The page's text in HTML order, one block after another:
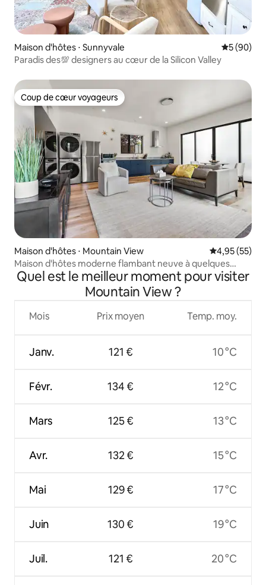
Maison d'hôtes ⋅ Sunnyvale
5 (90)
Paradis des💯 designers au cœur de la Silicon Valley
Coup de cœur voyageurs
Coup de cœur voyageurs
Maison d'hôtes ⋅ Mountain View Évaluation
4,95 (55)
Maison d'hôtes moderne flambant neuve à quelques
minutes du centre-ville !
Quel est le meilleur moment pour visiter
Mountain View ?
Mois
Janv.
Févr.
Mars
Avr.
Mai
Juin
Juil.
Prix moyen
121 €
134 €
125 €
132 €
129 €
130 €
121 €
Temp. moy.
10 °C
12 °C
13 °C
15 °C
17 °C
19 °C
20 °C